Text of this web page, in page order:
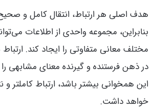
هدف اصلی هر ارتباط، انتقال کامل و
بنابراین، مجموعه واحدی از اطلاعات
مختلف معانی متفاوتی را ایجاد کند.
در ذهن فرستنده و گیرنده معنای مشابهی
این همخوانی بیشتر باشد، ارتباط کاملتر و
خواهد داشت.